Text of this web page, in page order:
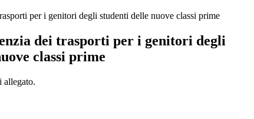
per i genitori degli studenti delle nuove classi prime
dei trasporti per i genitori degli
classi prime
allegato.